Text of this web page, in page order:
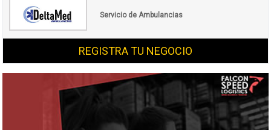
Servicio de Ambulancias
REGISTRA TU NEGOCIO